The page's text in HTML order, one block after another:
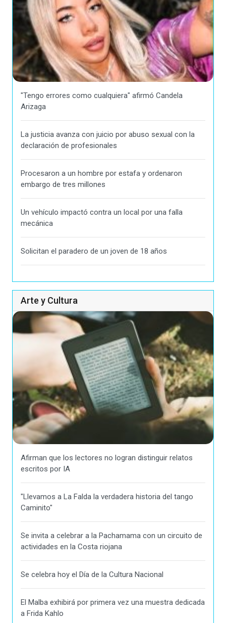
"Tengo errores como cualquiera" afirmó Candela
Arizaga
La justicia avanza con juicio por abuso sexual con la
declaración de profesionales
Procesaron a un hombre por estafa y ordenaron
embargo de tres millones
Un vehículo impactó contra un local por una falla
mecánica
Solicitan el paradero de un joven de 18 años
Arte y Cultura
Afirman que los lectores no logran distinguir relatos
escritos por IA
"Llevamos a La Falda la verdadera historia del tango
Caminito"
Se invita a celebrar a la Pachamama con un circuito de
actividades en la Costa riojana
Se celebra hoy el Día de la Cultura Nacional
El Malba exhibirá por primera vez una muestra dedicada
a Frida Kahlo